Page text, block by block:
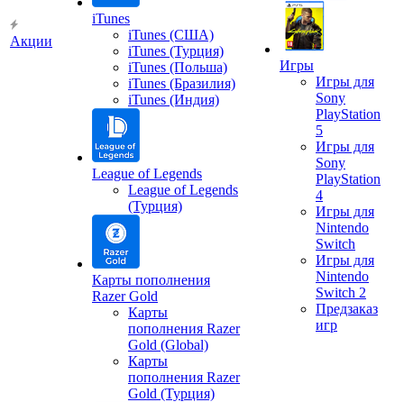
Акции
iTunes
iTunes (США)
iTunes (Турция)
iTunes (Польша)
iTunes (Бразилия)
iTunes (Индия)
League of Legends
League of Legends
(Турция)
Карты пополнения
Razer Gold
Карты
пополнения Razer
Gold (Global)
Карты
пополнения Razer
Gold (Турция)
Игры
Игры для
Sony
PlayStation
5
Игры для
Sony
PlayStation
4
Игры для
Nintendo
Switch
Игры для
Nintendo
Switch 2
Предзаказ
игр